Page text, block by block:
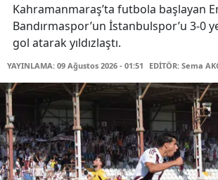
Kahramanmaraş’ta futbola başlayan
Bandırmaspor’un İstanbulspor’u 3-0
gol atarak yıldızlaştı.
YAYINLAMA: 09 Ağustos 2026 - 01:51 EDİTÖR: Sema